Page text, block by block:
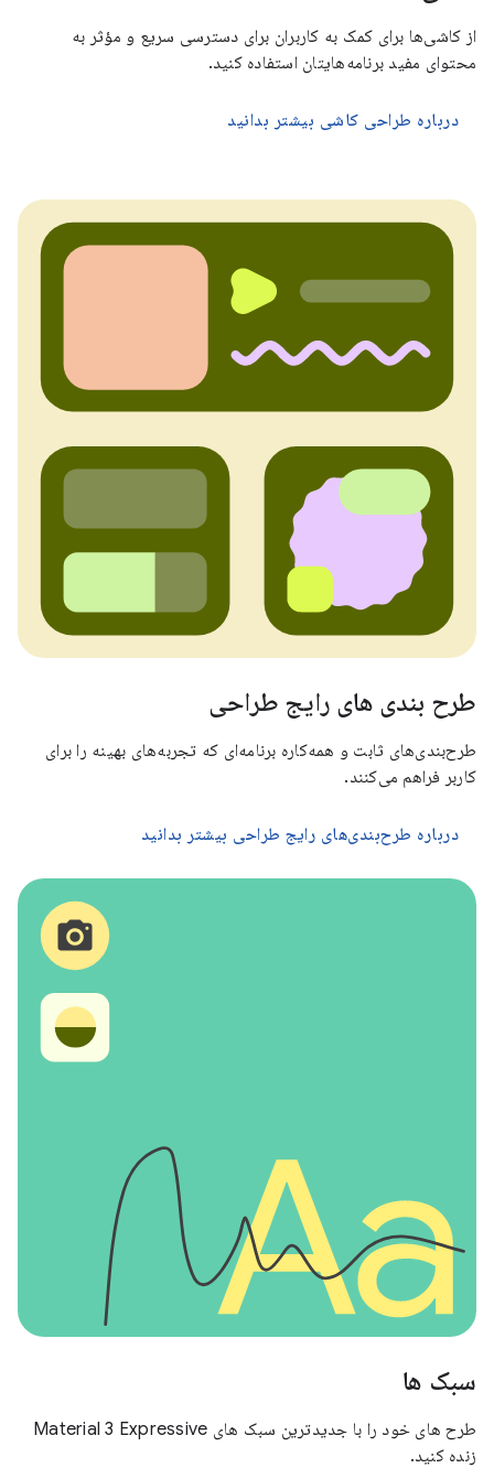
از کاشی‌ها برای کمک به کاربران برای دسترسی سریع و مؤثر به
محتوای مفید برنامه‌هایتان استفاده کنید.
درباره طراحی کاشی بیشتر بدانید
طرح بندی های رایج طراحی
طرح‌بندی‌های ثابت و همه‌کاره برنامه‌ای که تجربه‌های بهینه را برای
کاربر فراهم می‌کنند.
درباره طرح‌بندی‌های رایج طراحی بیشتر بدانید
سبک ها
طرح های خود را با جدیدترین سبک های Material 3 Expressive
زنده کنید.